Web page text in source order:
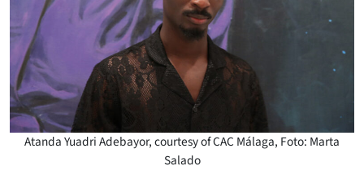
Atanda Yuadri Adebayor, courtesy of CAC Málaga, Foto: Marta
Salado